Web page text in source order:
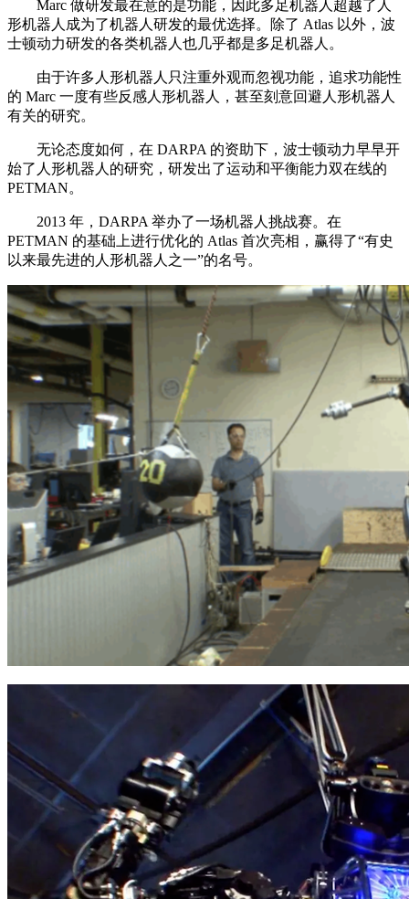
Marc 做研发最在意的是功能，因此多足机器人超越了人
形机器人成为了机器人研发的最优选择。除了 Atlas 以外，波
士顿动力研发的各类机器人也几乎都是多足机器人。
由于许多人形机器人只注重外观而忽视功能，追求功能性
的 Marc 一度有些反感人形机器人，甚至刻意回避人形机器人
有关的研究。
无论态度如何，在 DARPA 的资助下，波士顿动力早早开
始了人形机器人的研究，研发出了运动和平衡能力双在线的
PETMAN。
2013 年，DARPA 举办了一场机器人挑战赛。在
PETMAN 的基础上进行优化的 Atlas 首次亮相，赢得了“有史
以来最先进的人形机器人之一”的名号。